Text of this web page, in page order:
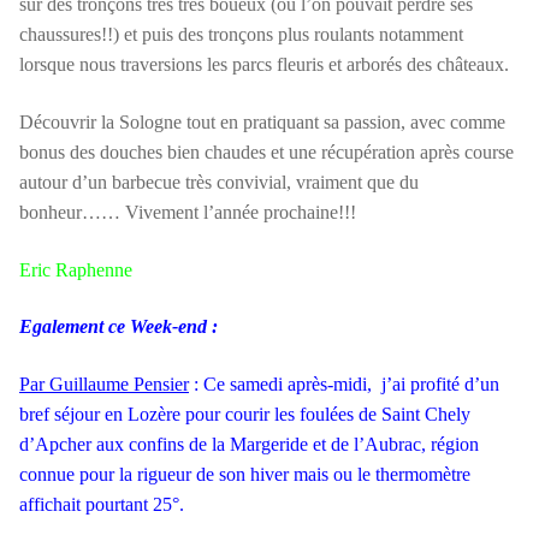
sur des tronçons très très boueux (ou l’on pouvait perdre ses
chaussures!!) et puis des tronçons plus roulants notamment
lorsque nous traversions les parcs fleuris et arborés des châteaux.
Découvrir la Sologne tout en pratiquant sa passion, avec comme
bonus des douches bien chaudes et une récupération après course
autour d’un barbecue très convivial, vraiment que du
bonheur…… Vivement l’année prochaine!!!
Eric Raphenne
Egalement ce Week-end :
Par Guillaume Pensier: Ce samedi après-midi, j’ai profité d’un
bref séjour en Lozère pour courir les foulées de Saint Chely
d’Apcher aux confins de la Margeride et de l’Aubrac, région
connue pour la rigueur de son hiver mais ou le thermomètre
affichait pourtant 25°.